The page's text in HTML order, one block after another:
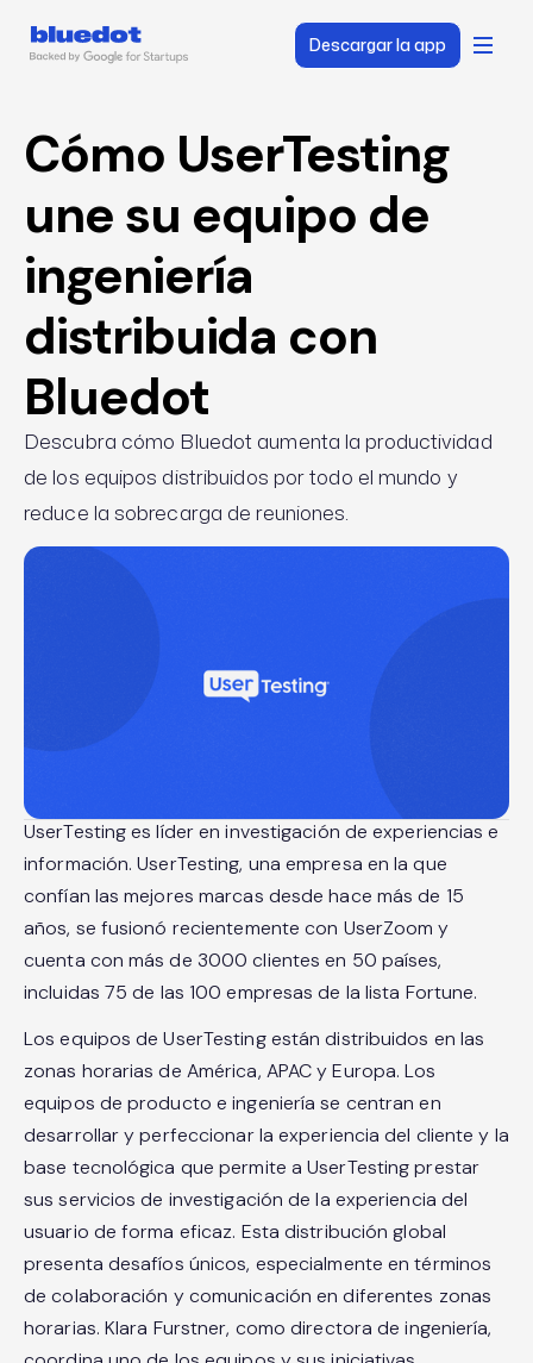
Descargar la app
Cómo UserTesting
une su equipo de
ingeniería
distribuida con
Bluedot
Descubra cómo Bluedot aumenta la productividad
de los equipos distribuidos por todo el mundo y
reduce la sobrecarga de reuniones.
UserTesting es líder en investigación de experiencias e
información. UserTesting, una empresa en la que
confían las mejores marcas desde hace más de 15
años, se fusionó recientemente con UserZoom y
cuenta con más de 3000 clientes en 50 países,
incluidas 75 de las 100 empresas de la lista Fortune.
Los equipos de UserTesting están distribuidos en las
zonas horarias de América, APAC y Europa. Los
equipos de producto e ingeniería se centran en
desarrollar y perfeccionar la experiencia del cliente y la
base tecnológica que permite a UserTesting prestar
sus servicios de investigación de la experiencia del
usuario de forma eficaz. Esta distribución global
presenta desafíos únicos, especialmente en términos
de colaboración y comunicación en diferentes zonas
horarias. Klara Furstner, como directora de ingeniería,